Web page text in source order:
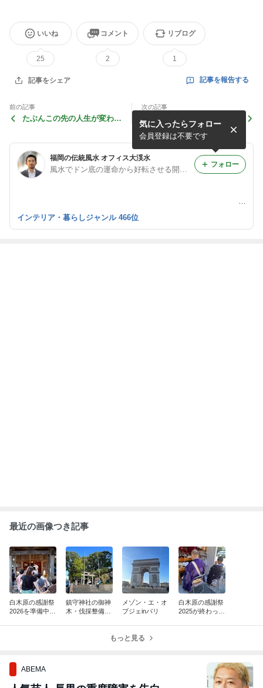
いいね
25
コメント
2
リブログ
1
記事をシェア 記事を報告する
前の記事
たぶんこの先の人生が変わり
次の記事
風水教室の福岡校は間もなく
受付終了です
福岡の伝統風水 オフィス大渓水
風水でドン底の運命から好転させる開運方法
気に入ったらフォロー
会員登録は不要です
フォロー
インテリア・暮らしジャンル 466位